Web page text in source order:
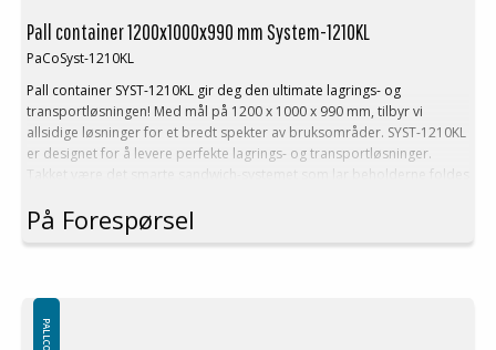
Pall container 1200x1000x990 mm System-1210KL
PaCoSyst-1210KL
Pall container SYST-1210KL gir deg den ultimate lagrings- og
transportløsningen! Med mål på 1200 x 1000 x 990 mm, tilbyr vi
allsidige løsninger for et bredt spekter av bruksområder. SYST-1210KL
er designet for å levere perfekte lagrings- og transportløsninger.
Takket være det smarte sandwich-systemet som lar beholderne foldes
permanent, enten beholderne er fulle eller tomme. Velg Pall container
SYST-1210KL for å oppnå optimal lagringseffektivitet og problemfri
Teknisk Beskrivelse:
Ytter mål: 1200x1000x990 mm
Inner mål: 1140x940x815 mm
På Forespørsel